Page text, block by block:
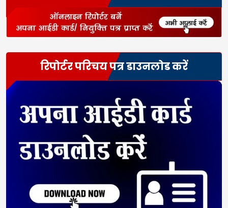
रिपोर्टर परिचय पत्र डाउनलोड करें